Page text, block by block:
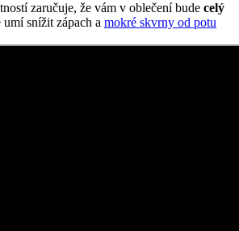
zaručuje, že vám v oblečení bude celý
umí snížit zápach a mokré skvrny od potu